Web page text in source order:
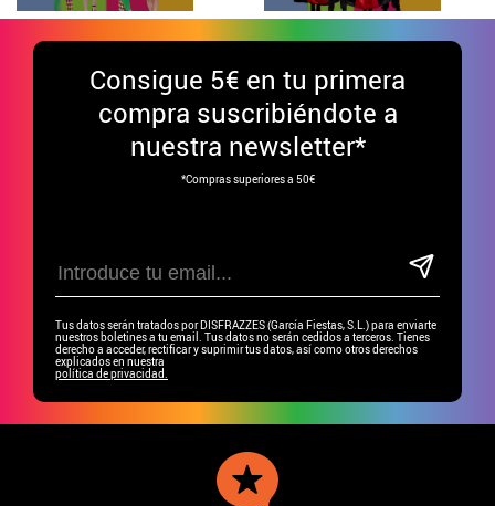
Consigue 5€ en tu primera
compra suscribiéndote a
nuestra newsletter*
*Compras superiores a 50€
Tus datos serán tratados por DISFRAZZES (García Fiestas, S.L.) para enviarte
nuestros boletines a tu email. Tus datos no serán cedidos a terceros. Tienes
derecho a acceder, rectificar y suprimir tus datos, así como otros derechos
explicados en nuestra
política de privacidad.